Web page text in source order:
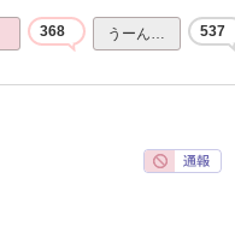
368 うーん… 537